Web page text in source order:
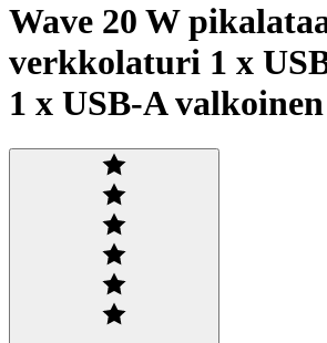
Wave 20 W
verkkolaturi 1 x
1 x USB-A valkoinen